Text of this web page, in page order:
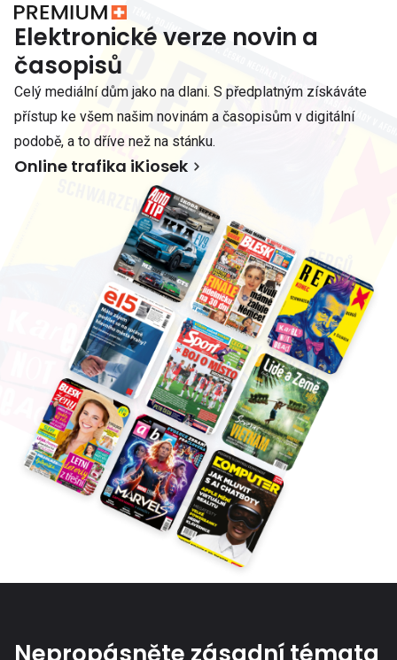
Elektronické verze novin a
časopisů
Celý mediální dům jako na dlani. S předplatným získáváte
přístup ke všem našim novinám a časopisům v digitální
podobě, a to dříve než na stánku.
Online trafika iKiosek